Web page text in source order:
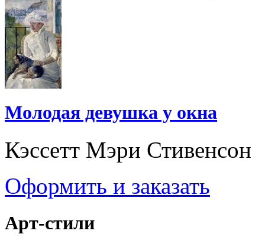
Молодая девушка у окна
Кэссетт Мэри Стивенсон
Оформить и заказать
Арт-стили